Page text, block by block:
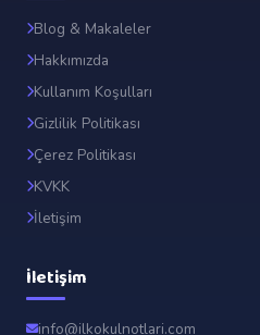
Blog & Makaleler
Hakkımızda
Kullanım Koşulları
Gizlilik Politikası
Çerez Politikası
KVKK
İletişim
İletişim
info@ilkokulnotlari.com